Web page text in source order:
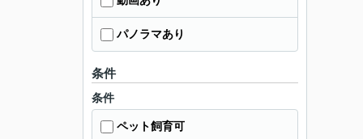
パノラマあり
条件
条件
ペット飼育可